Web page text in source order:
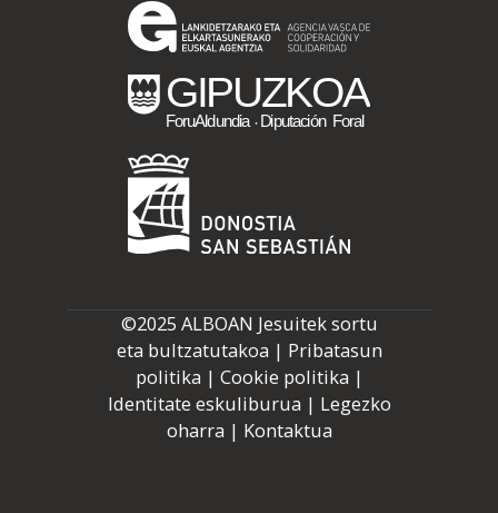
©2025 ALBOAN Jesuitek sortu
eta bultzatutakoa | Pribatasun
politika | Cookie politika |
Identitate eskuliburua | Legezko
oharra | Kontaktua